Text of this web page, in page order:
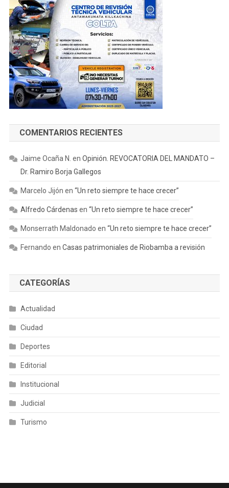
COMENTARIOS RECIENTES
Jaime Ocaña N. en Opinión. REVOCATORIA DEL MANDATO –
Dr. Ramiro Borja Gallegos
Marcelo Jijón en “Un reto siempre te hace crecer”
Alfredo Cárdenas en “Un reto siempre te hace crecer”
Monserrath Maldonado en “Un reto siempre te hace crecer”
Fernando en Casas patrimoniales de Riobamba a revisión
CATEGORÍAS
Actualidad
Ciudad
Deportes
Editorial
Institucional
Judicial
Turismo